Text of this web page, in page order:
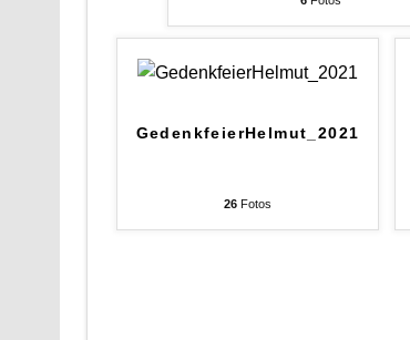
GedenkfeierHelmut_2021
26 Fotos